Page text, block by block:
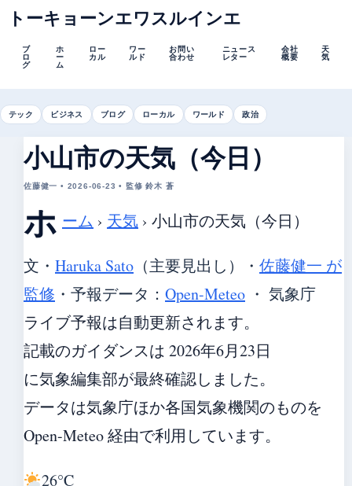
トーキョーンエワスルインエ
ブ
ロ
グ
ホ
ー
ム
ロー
カル
ワー
ルド
お問い
合わせ
ニュース
レター
会社
概要
天
気
テック ビジネス ブログ ローカル ワールド 政治
小山市の天気（今日）
佐藤健一 • 2026-06-23 • 監修 鈴木 蒼
ホ ーム › 天気 › 小山市の天気（今日）
文・ Haruka Sato （主要見出し） ・ 佐藤健一 が
監修 ・ 予報データ： Open-Meteo ・ 気象庁
ライブ予報は自動更新されます。
記載のガイダンスは 2026年6月23日
に気象編集部が最終確認しました。
データは気象庁ほか各国気象機関のものを
Open-Meteo 経由で利用しています。
26°C